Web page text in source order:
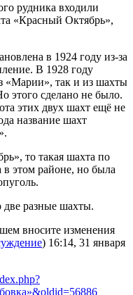
рудника входили
«Красный Октябрь»,
в 1924 году из-за
В 1928 году
«Марии», так и из шахты
этого сделано не было.
этих двух шахт ещё не
название шахт
то такая шахта по
в этом районе, но была
разные шахты.
вносите изменения
) 16:14, 31 января